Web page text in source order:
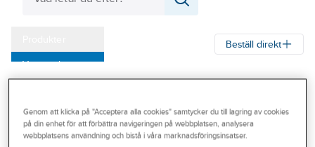
Varumärken
Outlet
Branscher
Beställ direkt
OSBORN
Genom att klicka på "Acceptera alla cookies" samtycker du till lagring av cookies
på din enhet för att förbättra navigeringen på webbplatsen, analysera
webbplatsens användning och bistå i våra marknadsföringsinsatser.